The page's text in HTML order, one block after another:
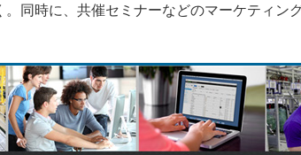
新型コロナへの対応
同時に、共催セミナーなどのマーケティン